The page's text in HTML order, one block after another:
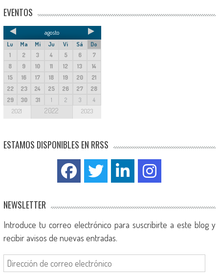
EVENTOS
agosto
Lu Ma Mi Ju Vi Sá
Do
1
2 3 4 5 6
7
8
9 10 11 12 13
14
15
16 17 18 19 20
21
22
23 24 25 26 27
28
29
30 31 1 2 3 4
2021 2022 2023
ESTAMOS DISPONIBLES EN RRSS
NEWSLETTER
Introduce tu correo electrónico para suscribirte a este blog y
recibir avisos de nuevas entradas.